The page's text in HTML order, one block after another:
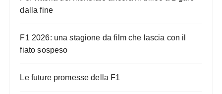
dalla fine
F1 2026: una stagione da film che lascia con il
fiato sospeso
Le future promesse della F1